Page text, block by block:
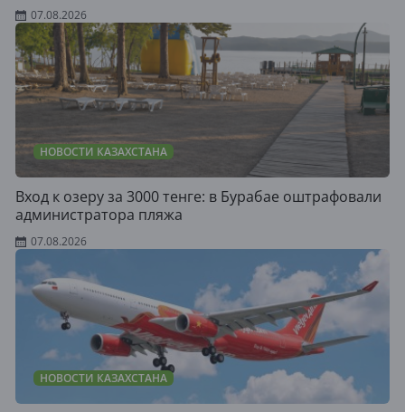
07.08.2026
НОВОСТИ КАЗАХСТАНА
Вход к озеру за 3000 тенге: в Бурабае оштрафовали
администратора пляжа
07.08.2026
НОВОСТИ КАЗАХСТАНА